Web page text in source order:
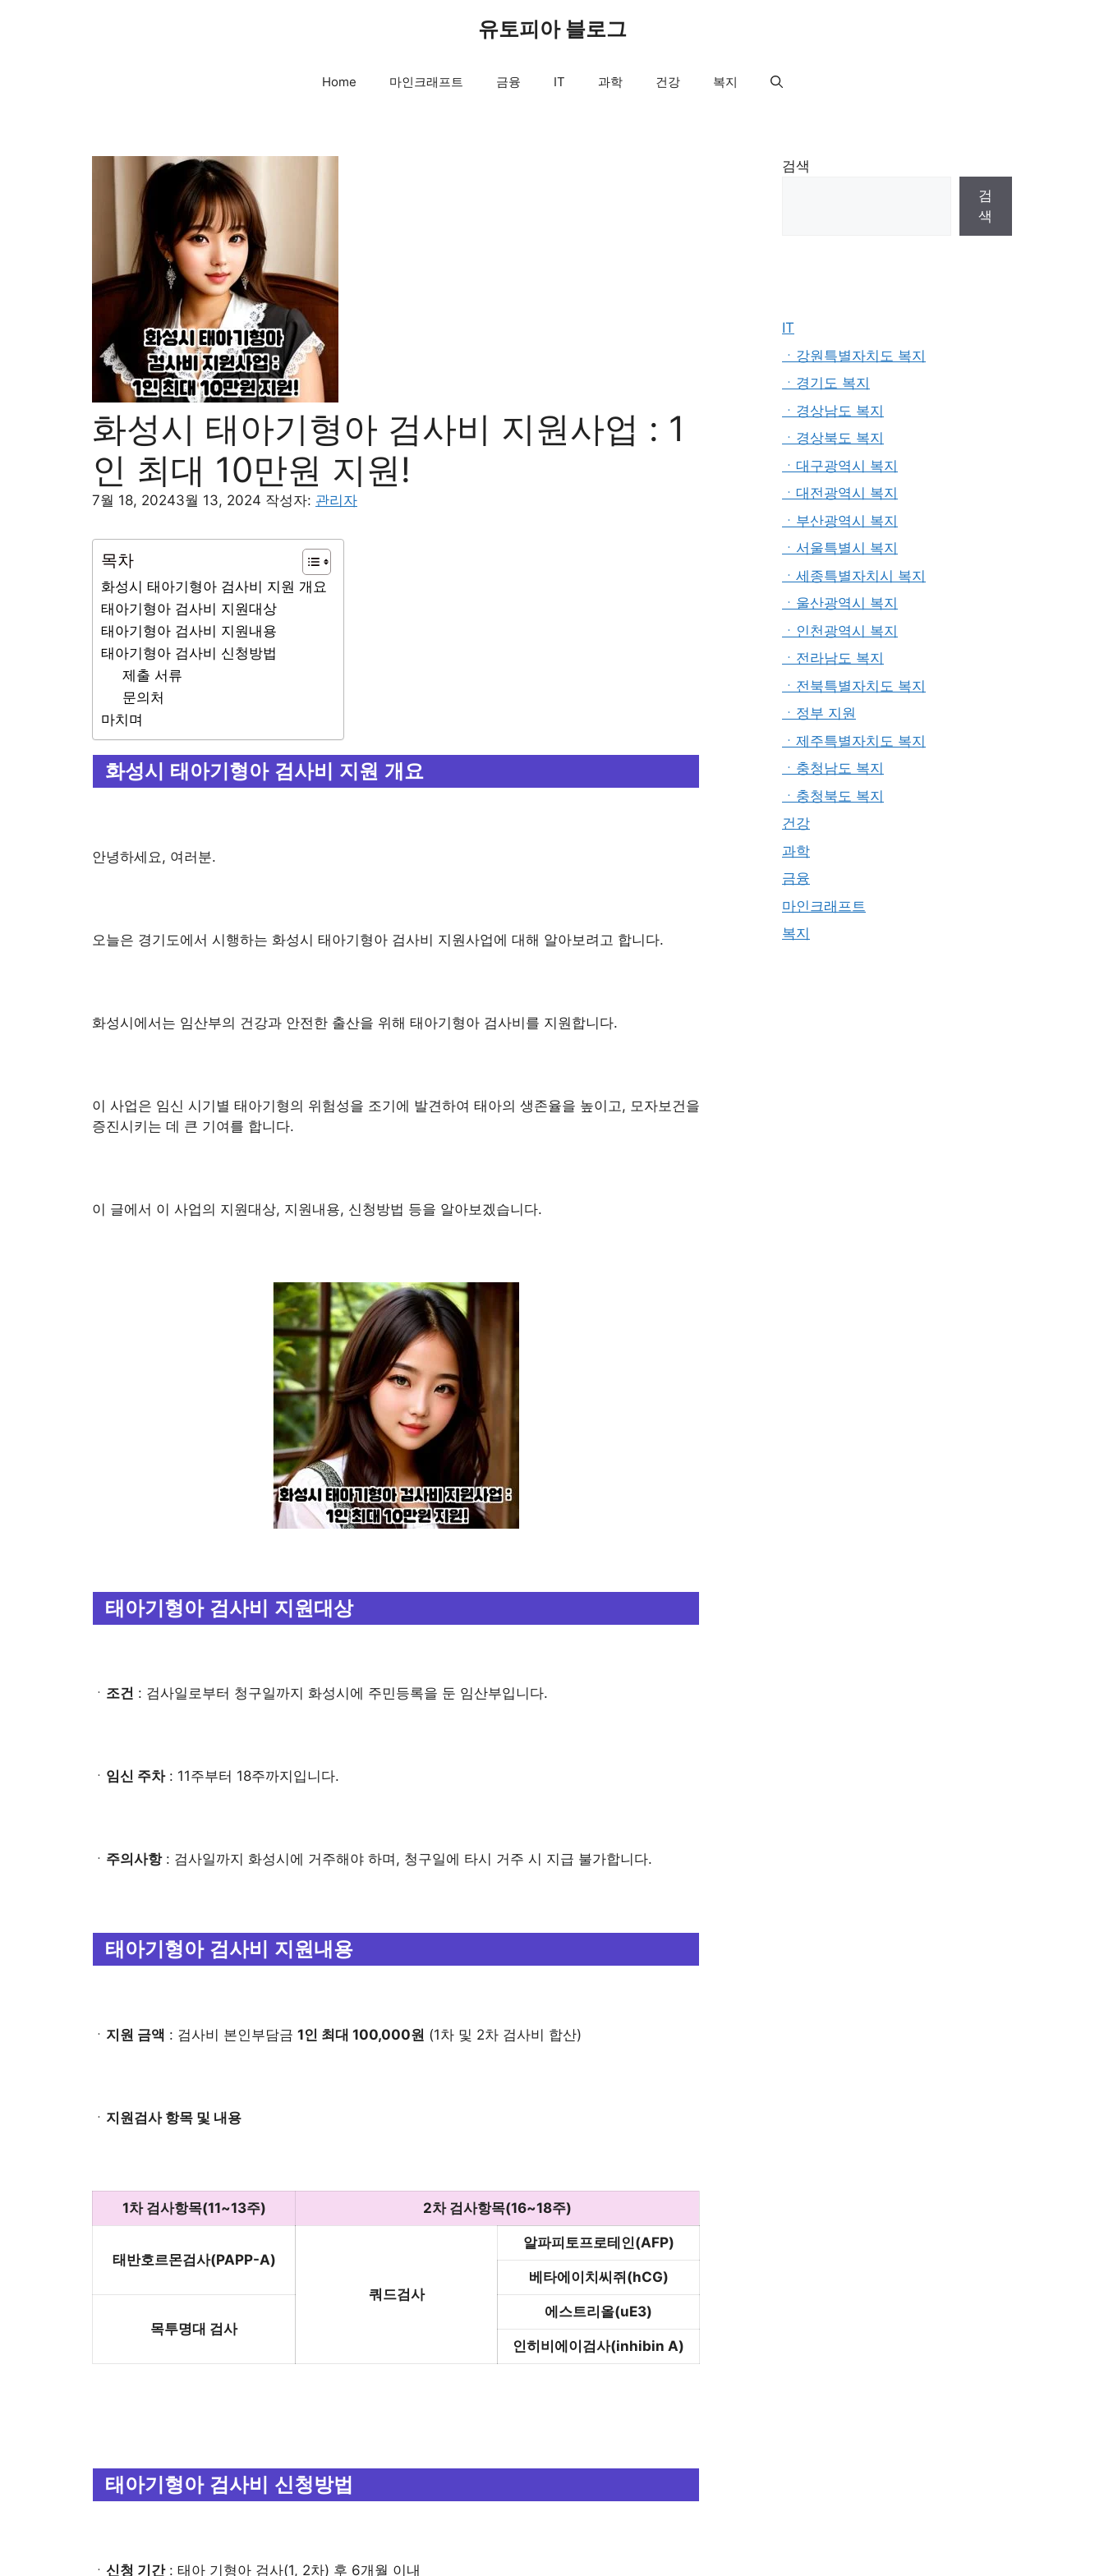
유토피아 블로그
Home 마인크래프트 금융 IT 과학 건강 복지
화성시 태아기형아 검사비 지원사업 : 1
인 최대 10만원 지원!
7월 18, 20243월 13, 2024 작성자: 관리자
목차
화성시 태아기형아 검사비 지원 개요
태아기형아 검사비 지원대상
태아기형아 검사비 지원내용
태아기형아 검사비 신청방법
제출 서류
문의처
마치며
화성시 태아기형아 검사비 지원 개요
안녕하세요, 여러분.
오늘은 경기도에서 시행하는 화성시 태아기형아 검사비 지원사업에 대해 알아보려고 합니다.
화성시에서는 임산부의 건강과 안전한 출산을 위해 태아기형아 검사비를 지원합니다.
이 사업은 임신 시기별 태아기형의 위험성을 조기에 발견하여 태아의 생존율을 높이고, 모자보건을
증진시키는 데 큰 기여를 합니다.
이 글에서 이 사업의 지원대상, 지원내용, 신청방법 등을 알아보겠습니다.
태아기형아 검사비 지원대상
ㆍ 조건 : 검사일로부터 청구일까지 화성시에 주민등록을 둔 임산부입니다.
ㆍ 임신 주차: 11주부터 18주까지입니다.
ㆍ 주의사항: 검사일까지 화성시에 거주해야 하며, 청구일에 타시 거주 시 지급 불가합니다.
태아기형아 검사비 지원내용
ㆍ 지원 금액 : 검사비 본인부담금 1인 최대 100,000원 (1차 및 2차 검사비 합산)
ㆍ 지원검사 항목 및 내용
1차 검사항목(11~13주) 2차 검사항목(16~18주)
태반호르몬검사(PAPP-A)
쿼드검사
알파피토프로테인(AFP)
베타에이치씨쥐(hCG)
목투명대 검사
에스트리올(uE3)
인히비에이검사(inhibin A)
태아기형아 검사비 신청방법
ㆍ 신청 기간: 태아 기형아 검사(1, 2차) 후 6개월 이내
검색
검
색
IT
ㆍ강원특별자치도 복지
ㆍ경기도 복지
ㆍ경상남도 복지
ㆍ경상북도 복지
ㆍ대구광역시 복지
ㆍ대전광역시 복지
ㆍ부산광역시 복지
ㆍ서울특별시 복지
ㆍ세종특별자치시 복지
ㆍ울산광역시 복지
ㆍ인천광역시 복지
ㆍ전라남도 복지
ㆍ전북특별자치도 복지
ㆍ정부 지원
ㆍ제주특별자치도 복지
ㆍ충청남도 복지
ㆍ충청북도 복지
건강
과학
금융
마인크래프트
복지